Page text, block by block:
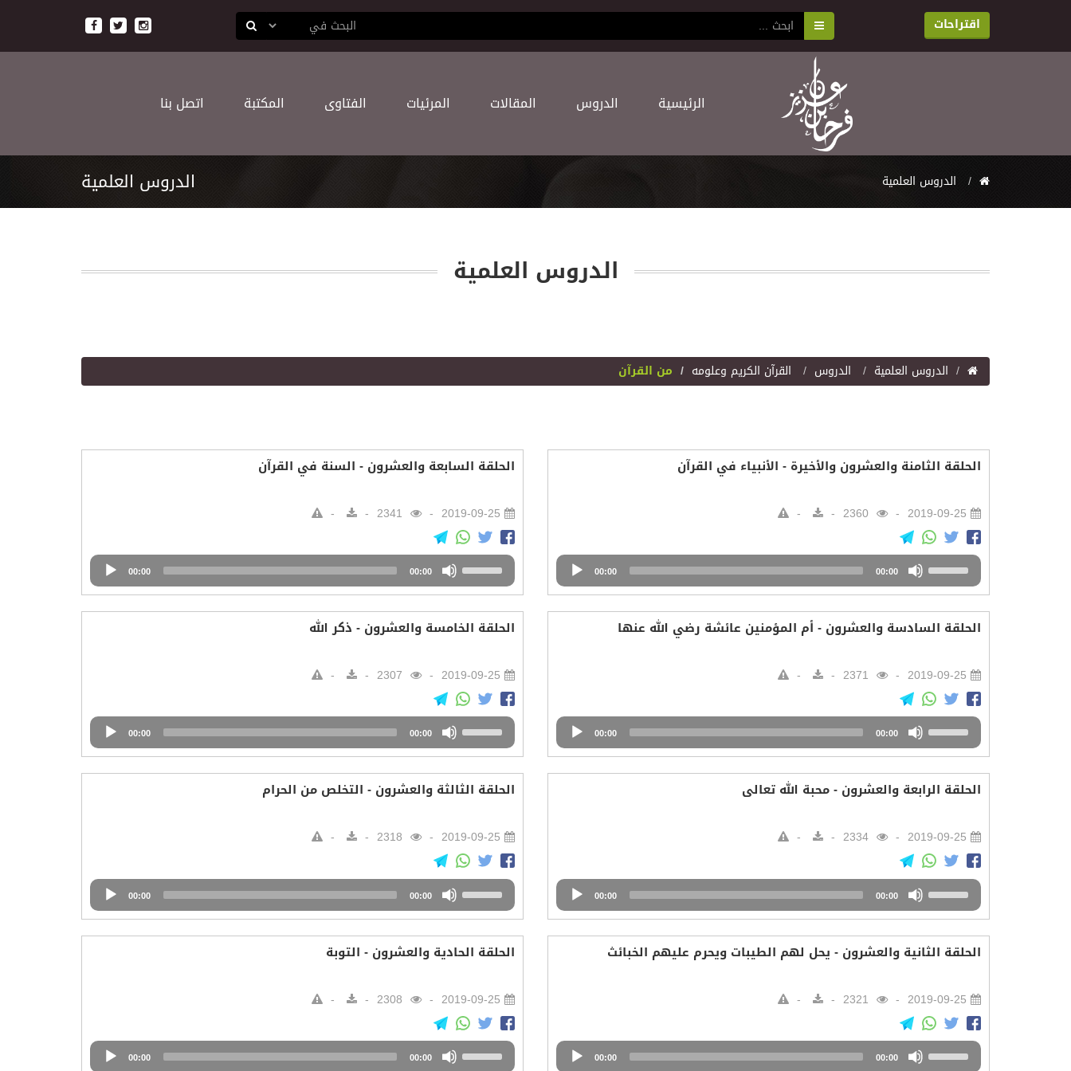
اقتراحات
اﻟﺮﺋﻴﺴﻴﺔ اﻟﺪﺭﻭﺱ اﻟﻤﻘﺎﻻﺕ اﻟﻤﺮﺋﻴﺎﺕ اﻟﻔﺘﺎﻭﻯ اﻟﻤﻜﺘﺒﺔ اﺗﺼﻞ ﺑﻨﺎ
اﻟﺪﺭﻭﺱ اﻟﻌﻠﻤﻴﺔ اﻟﺪﺭﻭﺱ اﻟﻌﻠﻤﻴﺔ
اﻟﺪﺭﻭﺱ اﻟﻌﻠﻤﻴﺔ
اﻟﺪﺭﻭﺱ اﻟﻌﻠﻤﻴﺔ الدروس القرآن الكريم وعلومه من القرآن
الحلقة الثامنة والعشرون والأخيرة - الأنبياء في القرآن
2019-09-25
Audio
Player
00:00 00:00
Up/Down
Arrow
keys
to
decrease
volume.
الحلقة السابعة والعشرون - السنة في القرآن
2019-09-25
Audio
Player
00:00 00:00
Up/Down
Arrow
keys
to
decrease
volume.
الحلقة السادسة والعشرون - أم المؤمنين عائشة رضي الله عنها
2019-09-25
Audio
Player
00:00 00:00
Up/Down
Arrow
keys
to
decrease
volume.
الحلقة الخامسة والعشرون - ذكر الله
2019-09-25
Audio
Player
00:00 00:00
Up/Down
Arrow
keys
to
decrease
volume.
الحلقة الرابعة والعشرون - محبة الله تعالى
2019-09-25
Audio
Player
00:00 00:00
Up/Down
Arrow
keys
to
decrease
volume.
الحلقة الثالثة والعشرون - التخلص من الحرام
2019-09-25
Audio
Player
00:00 00:00
Up/Down
Arrow
keys
to
decrease
volume.
الحلقة الثانية والعشرون - يحل لهم الطيبات ويحرم عليهم الخبائث
2019-09-25
Audio
Player
00:00 00:00
Up/Down
الحلقة الحادية والعشرون - التوبة
2019-09-25
Audio
Player
00:00 00:00
Up/Down